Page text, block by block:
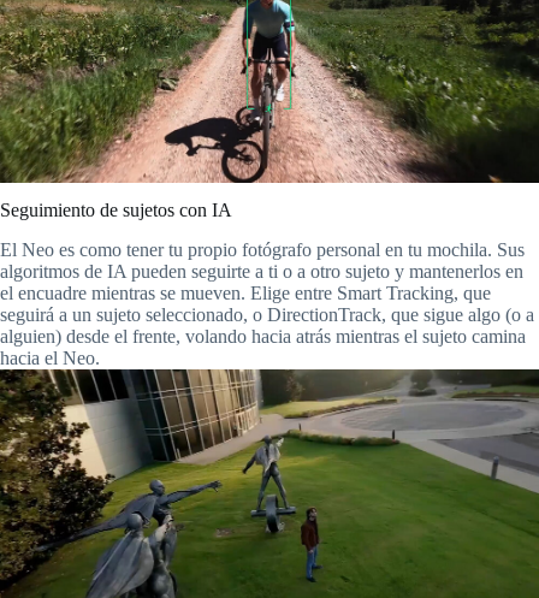
Seguimiento de sujetos con IA
El Neo es como tener tu propio fotógrafo personal en tu mochila. Sus
algoritmos de IA pueden seguirte a ti o a otro sujeto y mantenerlos en
el encuadre mientras se mueven. Elige entre Smart Tracking, que
seguirá a un sujeto seleccionado, o DirectionTrack, que sigue algo (o a
alguien) desde el frente, volando hacia atrás mientras el sujeto camina
hacia el Neo.